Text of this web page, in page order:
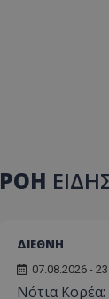
ΡΟΗ
ΔΙΕΘΝΗ
07.08.2026 -
Νότια